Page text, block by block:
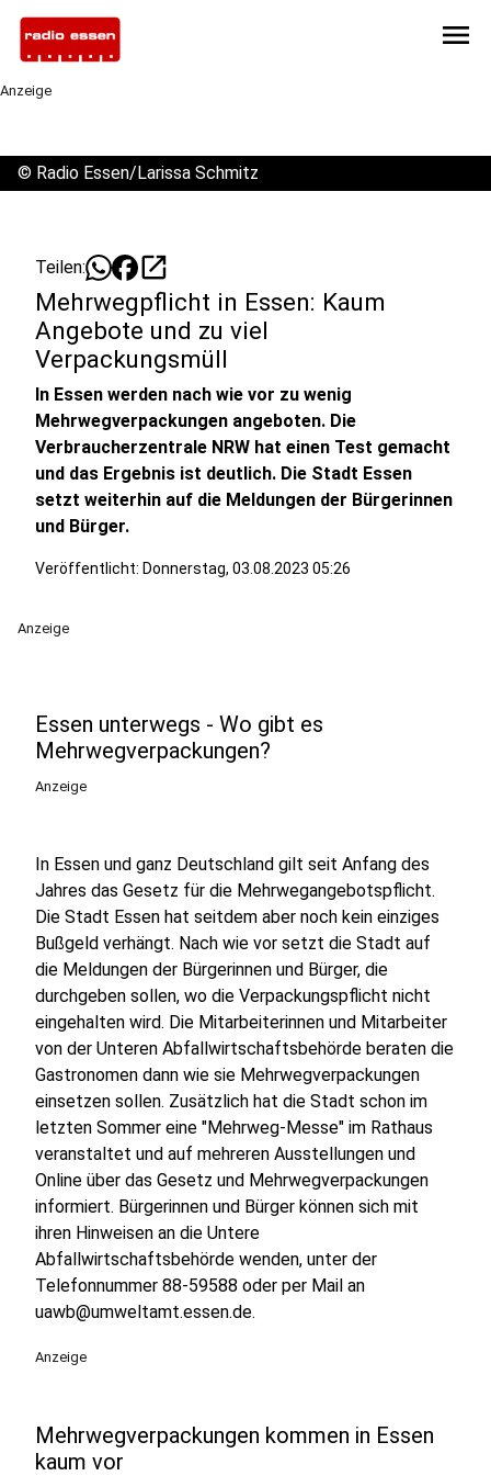
menu
Anzeige
© Radio Essen/Larissa Schmitz
Teilen: open_in_new
Mehrwegpflicht in Essen: Kaum
Angebote und zu viel
Verpackungsmüll
In Essen werden nach wie vor zu wenig
Mehrwegverpackungen angeboten. Die
Verbraucherzentrale NRW hat einen Test gemacht
und das Ergebnis ist deutlich. Die Stadt Essen
setzt weiterhin auf die Meldungen der Bürgerinnen
und Bürger.
Veröffentlicht: Donnerstag, 03.08.2023 05:26
Anzeige
Essen unterwegs - Wo gibt es
Mehrwegverpackungen?
Anzeige
In Essen und ganz Deutschland gilt seit Anfang des
Jahres das Gesetz für die Mehrwegangebotspflicht.
Die Stadt Essen hat seitdem aber noch kein einziges
Bußgeld verhängt. Nach wie vor setzt die Stadt auf
die Meldungen der Bürgerinnen und Bürger, die
durchgeben sollen, wo die Verpackungspflicht nicht
eingehalten wird. Die Mitarbeiterinnen und Mitarbeiter
von der Unteren Abfallwirtschaftsbehörde beraten die
Gastronomen dann wie sie Mehrwegverpackungen
einsetzen sollen. Zusätzlich hat die Stadt schon im
letzten Sommer eine "Mehrweg-Messe" im Rathaus
veranstaltet und auf mehreren Ausstellungen und
Online über das Gesetz und Mehrwegverpackungen
informiert. Bürgerinnen und Bürger können sich mit
ihren Hinweisen an die Untere
Abfallwirtschaftsbehörde wenden, unter der
Telefonnummer 88-59588 oder per Mail an
uawb@umweltamt.essen.de.
Anzeige
Mehrwegverpackungen kommen in Essen
kaum vor